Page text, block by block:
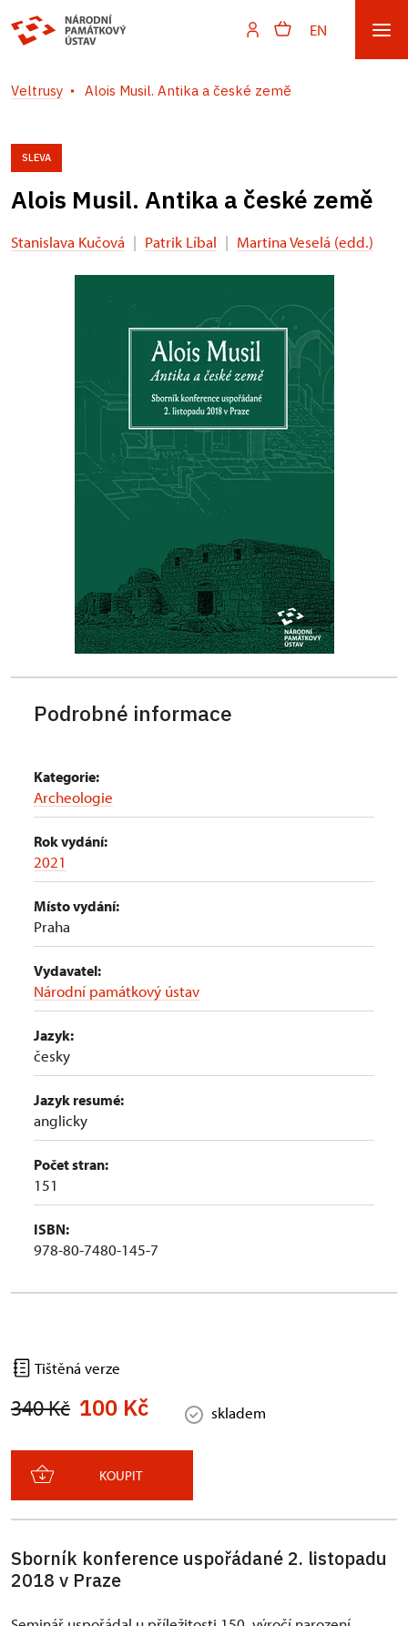
EN
Veltrusy Alois Musil. Antika a české země
SLEVA
Alois Musil. Antika a české země
Stanislava Kučová | Patrik Líbal | Martina Veselá (edd.)
Podrobné informace
Kategorie:
Archeologie
Rok vydání:
2021
Místo vydání:
Praha
Vydavatel:
Národní památkový ústav
Jazyk:
česky
Jazyk resumé:
anglicky
Počet stran:
151
ISBN:
978-80-7480-145-7
Tištěná verze
340 Kč 100 Kč skladem
KOUPIT
Sborník konference uspořádané 2. listopadu
2018 v Praze